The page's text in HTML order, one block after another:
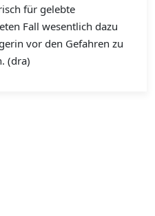
für gelebte
Fall wesentlich dazu
vor den Gefahren zu
(dra)